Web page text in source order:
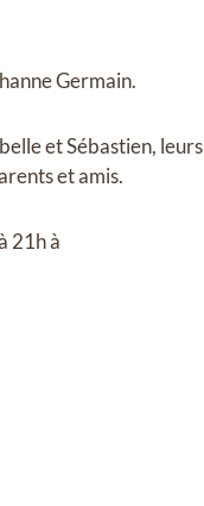
Germain.
et Sébastien, leurs
et amis.
21h à